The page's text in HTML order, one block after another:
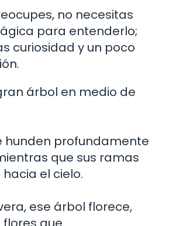
no necesitas
para entenderlo;
curiosidad y un poco
árbol en medio de
hunden profundamente
que sus ramas
el cielo.
ese árbol florece,